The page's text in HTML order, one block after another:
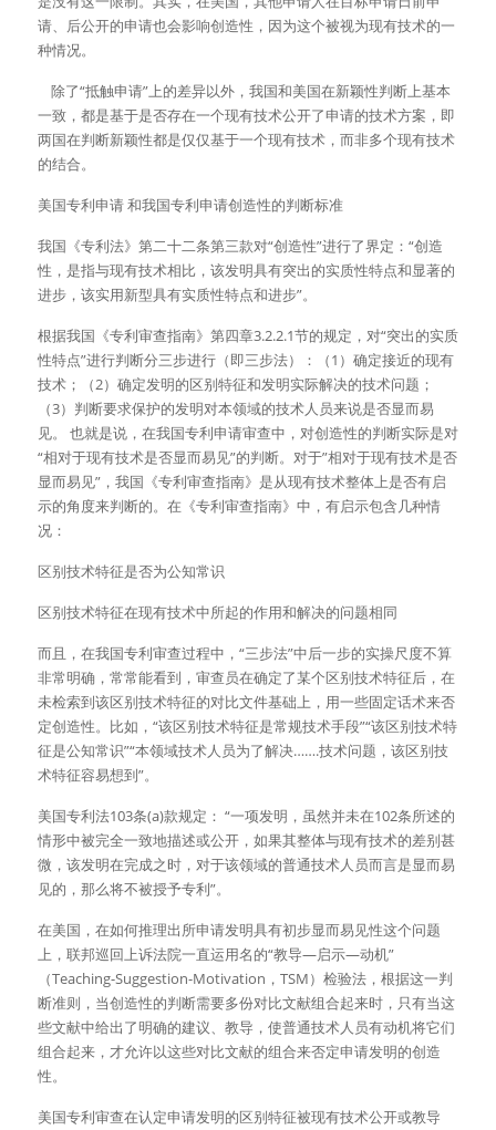
请、后公开的申请也会影响创造性，因为这个被视为现有技术的一
种情况。
一致，都是基于是否存在一个现有技术公开了申请的技术方案，即
两国在判断新颖性都是仅仅基于一个现有技术，而非多个现有技术
的结合。
美国专利申请 和我国专利申请创造性的判断标准
我国《专利法》第二十二条第三款对“创造性”进行了界定：“创造
性，是指与现有技术相比，该发明具有突出的实质性特点和显著的
进步，该实用新型具有实质性特点和进步”。
根据我国《专利审查指南》第四章3.2.2.1节的规定，对“突出的实质
性特点”进行判断分三步进行（即三步法）：（1）确定接近的现有
技术；（2）确定发明的区别特征和发明实际解决的技术问题；
（3）判断要求保护的发明对本领域的技术人员来说是否显而易
见。 也就是说，在我国专利申请审查中，对创造性的判断实际是对
“相对于现有技术是否显而易见”的判断。对于”相对于现有技术是否
显而易见”，我国《专利审查指南》是从现有技术整体上是否有启
示的角度来判断的。在《专利审查指南》中，有启示包含几种情
况：
区别技术特征是否为公知常识
区别技术特征在现有技术中所起的作用和解决的问题相同
而且，在我国专利审查过程中，“三步法”中后一步的实操尺度不算
非常明确，常常能看到，审查员在确定了某个区别技术特征后，在
未检索到该区别技术特征的对比文件基础上，用一些固定话术来否
定创造性。比如，“该区别技术特征是常规技术手段”“该区别技术特
征是公知常识”“本领域技术人员为了解决…….技术问题，该区别技
术特征容易想到”。
美国专利法103条(a)款规定： “一项发明，虽然并未在102条所述的
情形中被完全一致地描述或公开，如果其整体与现有技术的差别甚
微，该发明在完成之时，对于该领域的普通技术人员而言是显而易
见的，那么将不被授予专利”。
在美国，在如何推理出所申请发明具有初步显而易见性这个问题
上，联邦巡回上诉法院一直运用名的“教导—启示—动机”
（Teaching-Suggestion-Motivation，TSM）检验法，根据这一判
断准则，当创造性的判断需要多份对比文献组合起来时，只有当这
些文献中给出了明确的建议、教导，使普通技术人员有动机将它们
组合起来，才允许以这些对比文献的组合来否定申请发明的创造
性。
美国专利审查在认定申请发明的区别特征被现有技术公开或教导